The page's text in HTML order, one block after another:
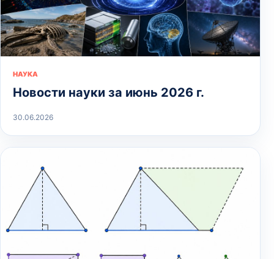
НАУКА
Новости науки за июнь 2026 г.
30.06.2026